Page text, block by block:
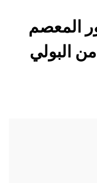
المعصم
البولي